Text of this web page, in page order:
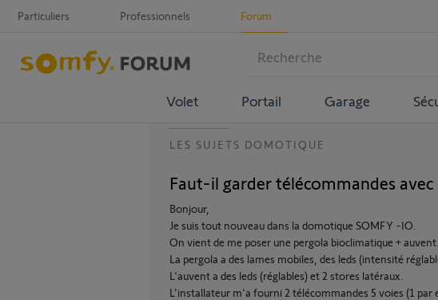
Particuliers Professionnels Forum
Volet Portail Garage
LES SUJETS DOMOTIQUE
Faut-il garder télécommandes avec
Bonjour,
Je suis tout nouveau dans la domotique SOMFY -IO.
On vient de me poser une pergola bioclimatique + auvent.
La pergola a des lames mobiles, des leds (intensité
L'auvent a des leds (réglables) et 2 stores latéraux.
L'installateur m'a fourni 2 télécommandes 5 voies (1 par